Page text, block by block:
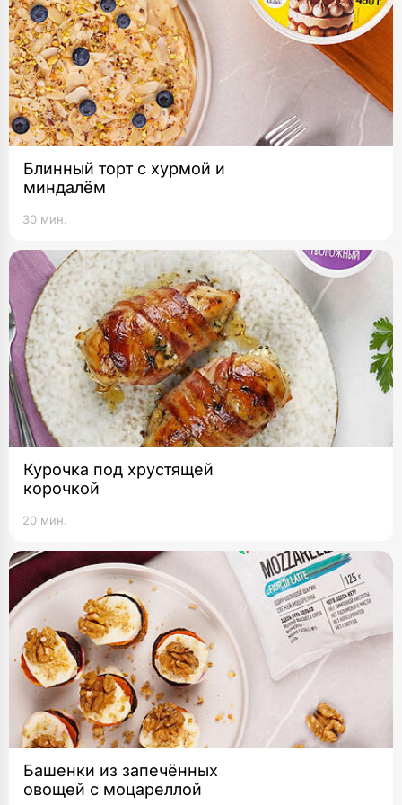
Блинный торт с хурмой и
миндалём
30 мин.
Курочка под хрустящей
корочкой
20 мин.
Башенки из запечённых
овощей с моцареллой